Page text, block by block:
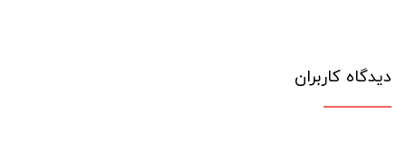
دیدگاه کاربران